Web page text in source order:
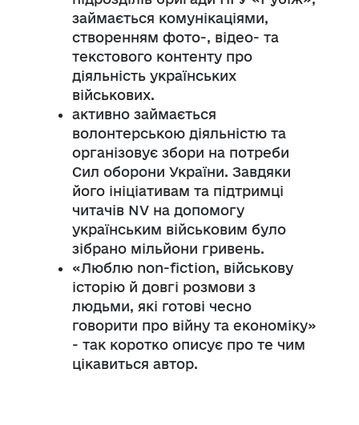
займається комунікаціями,
створенням фото-, відео- та
текстового контенту про
діяльність українських
військових.
активно займається
волонтерською діяльністю та
організовує збори на потреби
Сил оборони України. Завдяки
його ініціативам та підтримці
читачів NV на допомогу
українським військовим було
зібрано мільйони гривень.
«Люблю non-fiction, військову
історію й довгі розмови з
людьми, які готові чесно
говорити про війну та економіку»
- так коротко описує про те чим
цікавиться автор.